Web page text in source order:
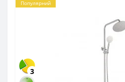
Популярний
3